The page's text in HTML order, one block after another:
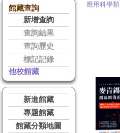
館藏查詢
新增查詢
查詢結果
查詢歷史
標記記錄
他校館藏
新進館藏
專題館藏
館藏分類地圖
應用科學類